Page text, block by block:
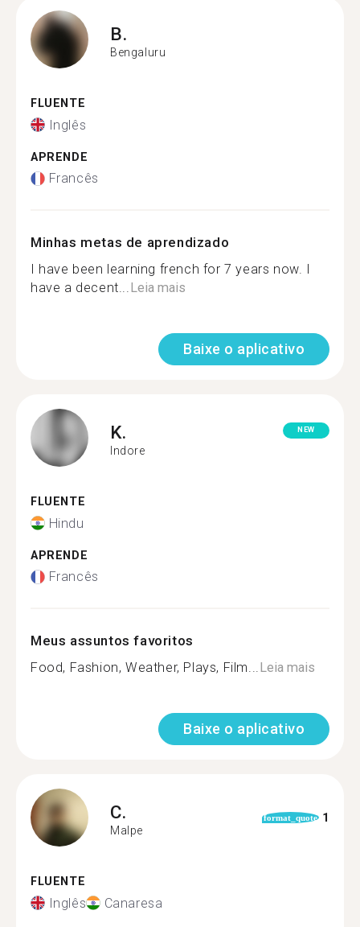
B.
Bengaluru
FLUENTE
Inglês
APRENDE
Francês
Minhas metas de aprendizado
I have been learning french for 7 years now. I
have a decent...Leia mais
Baixe o aplicativo
K.
Indore
NEW
FLUENTE
Hindu
APRENDE
Francês
Meus assuntos favoritos
Food, Fashion, Weather, Plays, Film...Leia mais
Baixe o aplicativo
C.
Malpe
format_quote 1
FLUENTE
Inglês Canaresa